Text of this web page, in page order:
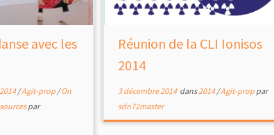
avec les
2014/Agit-prop /On
par
Réunion de la CLI Ionisos
2014
3 décembre 2014dans2014/Agit-prop par
sdn72master